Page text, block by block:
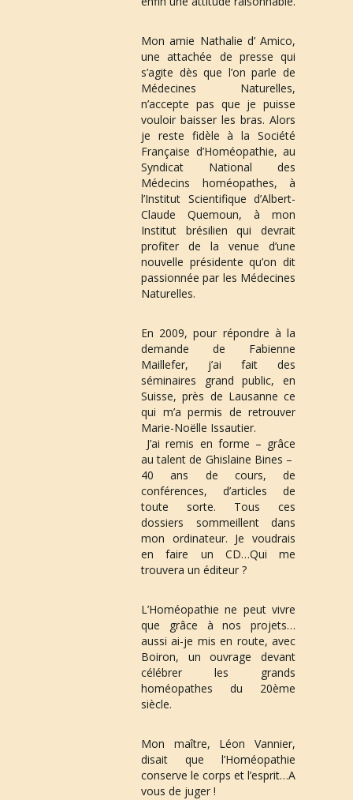
Mon amie Nathalie d’ Amico,
une attachée de presse qui
s’agite dès que l’on parle de
Médecines Naturelles,
n’accepte pas que je puisse
vouloir baisser les bras. Alors
je reste fidèle à la Société
Française d’Homéopathie, au
Syndicat National des
Médecins homéopathes, à
l’Institut Scientifique d’Albert-
Claude Quemoun, à mon
Institut brésilien qui devrait
profiter de la venue d’une
nouvelle présidente qu’on dit
passionnée par les Médecines
Naturelles.
En 2009, pour répondre à la
demande de Fabienne
Maillefer, j’ai fait des
séminaires grand public, en
Suisse, près de Lausanne ce
qui m’a permis de retrouver
Marie-Noëlle Issautier.
au talent de Ghislaine Bines –
40 ans de cours, de
conférences, d’articles de
toute sorte. Tous ces
dossiers sommeillent dans
mon ordinateur. Je voudrais
en faire un CD…Qui me
trouvera un éditeur ?
L’Homéopathie ne peut vivre
que grâce à nos projets…
aussi ai-je mis en route, avec
Boiron, un ouvrage devant
célébrer les grands
homéopathes du 20ème
siècle.
Mon maître, Léon Vannier,
disait que l’Homéopathie
conserve le corps et l’esprit…A
vous de juger !